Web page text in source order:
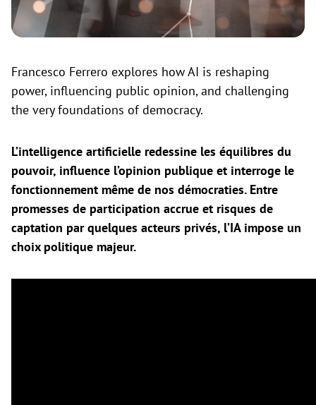
Francesco Ferrero explores how AI is reshaping
power, influencing public opinion, and challenging
the very foundations of democracy.
L’intelligence artificielle redessine les équilibres du
pouvoir, influence l’opinion publique et interroge le
fonctionnement même de nos démocraties. Entre
promesses de participation accrue et risques de
captation par quelques acteurs privés, l’IA impose un
choix politique majeur.